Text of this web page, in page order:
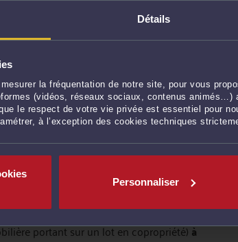
Détails
la fréquentation de notre site, pour vous
(vidéos, réseaux sociaux, contenus
le respect de votre vie privée est essentiel pour
à l’exception des cookies techniques
Personnaliser
copropriétaire de faire réaliser à ses frais
handicapées qui affectent les
juillet 1965).
s’y opposer pour les motifs suivants :
copropriétaire pourra contester la
de majorité.
le décret du 23 février 2020, le Syndic
portant sur un lot en copropriété)à